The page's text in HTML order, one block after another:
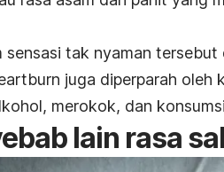
sensasi tak nyaman tersebut
juga diperparah oleh
merokok, dan
lain rasa